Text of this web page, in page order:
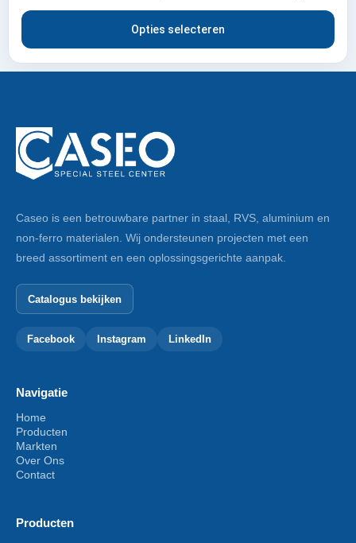
Opties selecteren
Caseo is een betrouwbare partner in staal, RVS, aluminium en
non-ferro materialen. Wij ondersteunen projecten met een
breed assortiment en een oplossingsgerichte aanpak.
Catalogus bekijken
Facebook Instagram LinkedIn
Navigatie
Home
Producten
Markten
Over Ons
Contact
Producten